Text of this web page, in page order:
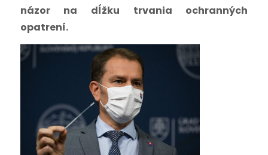
názor na dĺžku trvania ochranných
opatrení.